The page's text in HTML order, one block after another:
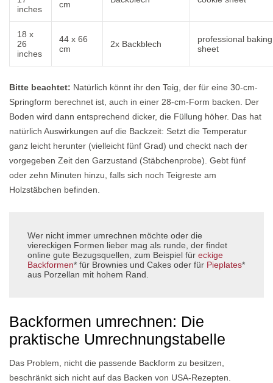
inches
cm
18 x
26
inches
44 x 66
cm
2x Backblech
professional baking
sheet
Bitte beachtet: Natürlich könnt ihr den Teig, der für eine 30-cm-
Springform berechnet ist, auch in einer 28-cm-Form backen. Der
Boden wird dann entsprechend dicker, die Füllung höher. Das hat
natürlich Auswirkungen auf die Backzeit: Setzt die Temperatur
ganz leicht herunter (vielleicht fünf Grad) und checkt nach der
vorgegeben Zeit den Garzustand (Stäbchenprobe). Gebt fünf
oder zehn Minuten hinzu, falls sich noch Teigreste am
Holzstäbchen befinden.
Wer nicht immer umrechnen möchte oder die
viereckigen Formen lieber mag als runde, der findet
online gute Bezugsquellen, zum Beispiel für eckige
Backformen* für Brownies und Cakes oder für Pieplates*
aus Porzellan mit hohem Rand.
Backformen umrechnen: Die
praktische Umrechnungstabelle
Das Problem, nicht die passende Backform zu besitzen,
beschränkt sich nicht auf das Backen von USA-Rezepten.